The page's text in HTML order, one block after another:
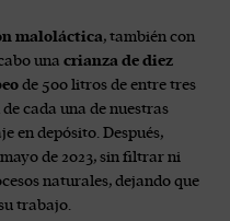
maloláctica, también con
una crianza de diez
de 500 litros de entre tres
cada una de nuestras
en depósito. Después,
de 2023, sin filtrar ni
naturales, dejando que
trabajo.